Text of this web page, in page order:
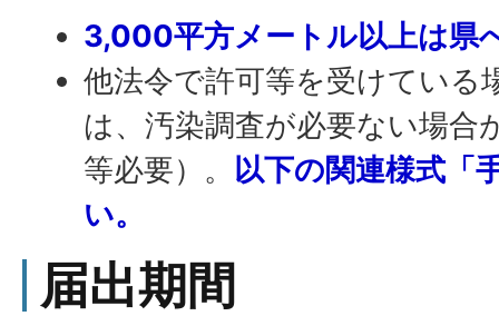
3,000平方メートル以上は県
他法令で許可等を受けている
は、汚染調査が必要ない場合
等必要）。 以下の関連様式「
い。
届出期間